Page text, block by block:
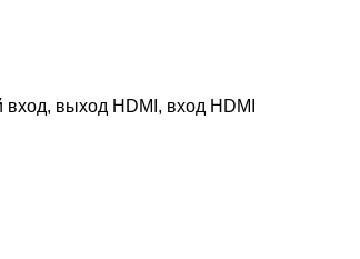
выход HDMI, вход HDMI